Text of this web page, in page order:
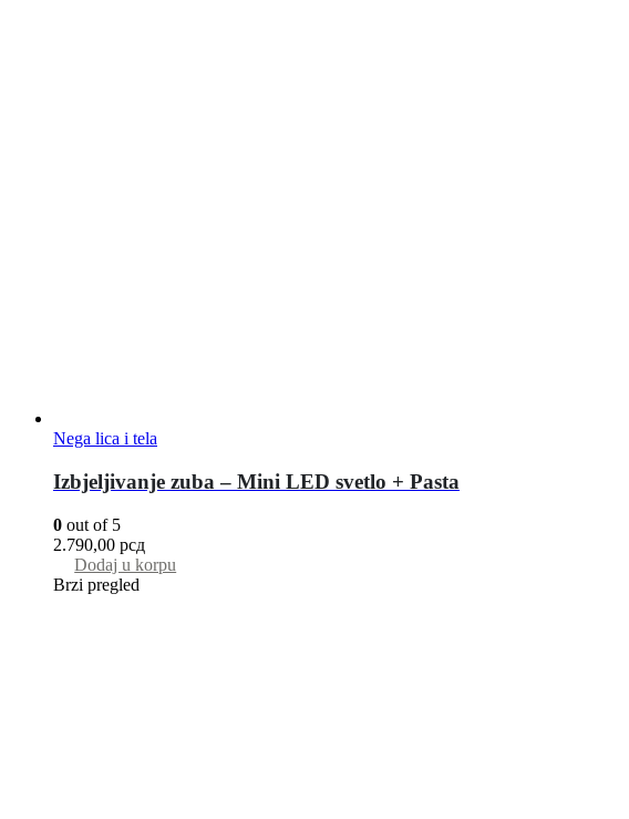
Nega lica i tela
Izbjeljivanje zuba – Mini LED svetlo + Pasta
0 out of 5
2.790,00 рсд
Dodaj u korpu
Brzi pregled